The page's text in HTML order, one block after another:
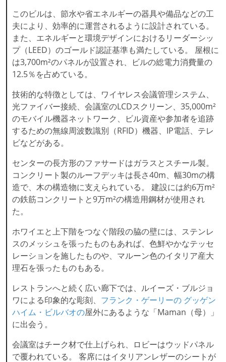
このビルは、節水や省エネルギーの器具や備品などの工
夫により、効率的に運営されるように設計されている。
また、エネルギーと環境デザインにおけるリーダーシッ
プ（LEED）のゴールド認証基準も満たしている。 屋根に
は3,700m²のパネルが設置され、ビルの総電力消費量の
12.5％を占めている。
技術的な特徴としては、ワイヤレス会議管理システム、
光ファイバー接続、会議室のLCDスクリーン、35,000m²
のモバイル機器ネットワーク、ビル資産や参加者を追跡
するための無線周波数識別（RFID）機器、IP電話、テレ
ビなどがある。
センターの長方形のファサードはガラスとスチール製。
コンクリート製のルーフデッキは長さ40m、幅30mの構
造で、木の構造物に支えられている。 建設には約6万m²
の鉄筋コンクリートと9万m²の構造用鋼材が使用され
た。
ホワイエと上下階をつなぐ階段の脇の壁には、ステンレ
スのメッシュを張ったものもあれば、色鮮やかなテッセ
レーションを施したものや、マルーン色のイタリア産大
理石を張ったものもある。
レストランへと続く広い廊下では、ルイーズ・ブルジョ
ワによる印象的な彫刻、 フランク・ゲーリーの グッゲン
ハイム・ビルバオの屋外にあるような「Maman（母）」
に出会う。
会議室はチーク材で仕上げられ、ロビーはウッドパネル
で覆われている。 客席にはイタリアンレザーのシートが